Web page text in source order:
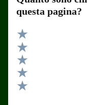
questa pagina?
Valuta 5 stelle su 5
Valuta 4 stelle su 5
Valuta 3 stelle su 5
Valuta 2 stelle su 5